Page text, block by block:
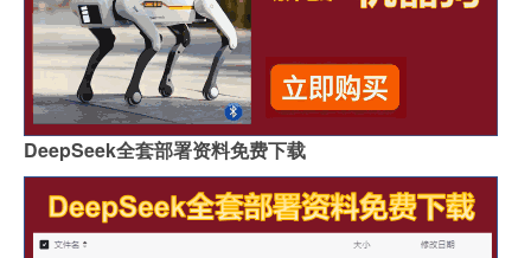
DeepSeek全套部署资料免费下载